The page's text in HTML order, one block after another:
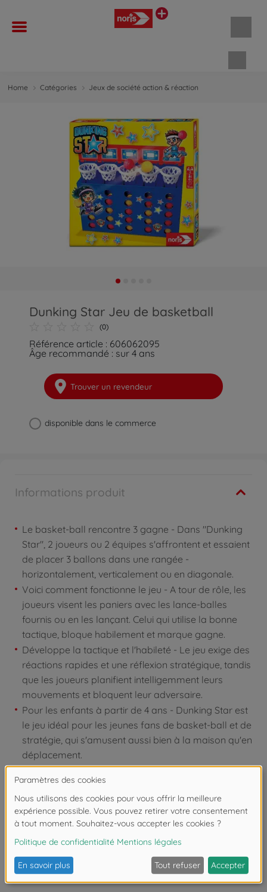
Home Catégories Jeux de société action & réaction
Dunking Star Jeu de basketball
(0)
Référence article : 606062095
Âge recommandé : sur 4 ans
Trouver un revendeur
disponible dans le commerce
Informations produit
Le basket-ball rencontre 3 gagne - Dans "Dunking
Star", 2 joueurs ou 2 équipes s'affrontent et essaient
de placer 3 ballons dans une rangée -
horizontalement, verticalement ou en diagonale.
Voici comment fonctionne le jeu - A tour de rôle, les
joueurs visent les paniers avec les lance-balles
fournis ou en les lançant. Celui qui utilise la bonne
tactique, bloque habilement et marque gagne.
Développe la tactique et l'habileté - Le jeu exige des
réactions rapides et une réflexion stratégique, tandis
que les joueurs planifient intelligemment leurs
mouvements et bloquent leur adversaire.
Pour les enfants à partir de 4 ans - Dunking Star est
le jeu idéal pour les jeunes fans de basket-ball et de
stratégie, qui s'amusent aussi bien à la maison qu'en
déplacement.
Des jeux polyvalents - Depuis plus de 100 ans, la
marque Noris développe des jeux amusants pour
toute la famille. Les capacités des enfants sont
développées en fonction de leur âge.
Attention !Ne convient pas aux enfants de
présence de pièces de petite taille.